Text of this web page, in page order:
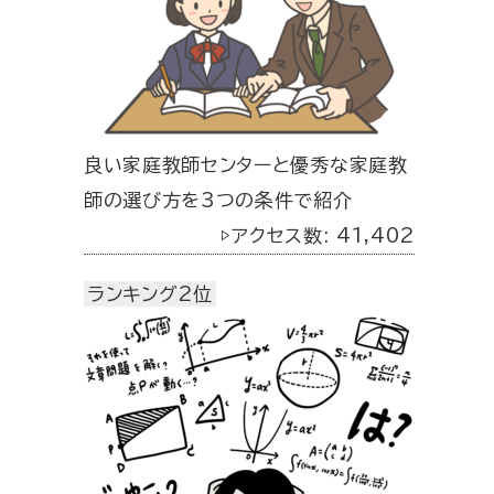
良い家庭教師センターと優秀な家庭教
師の選び方を3つの条件で紹介
▷アクセス数: 41,402
ランキング2位